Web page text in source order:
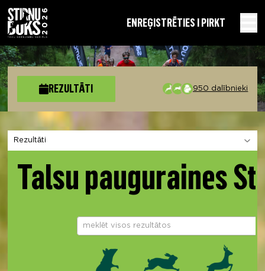
ENREĢISTRĒTIES I PIRKT
REZULTĀTI 950 dalībnieki
Izvēlies sadaļu
Talsu pauguraines